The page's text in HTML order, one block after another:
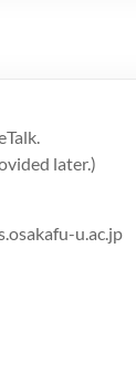
later.)
u.ac.jp